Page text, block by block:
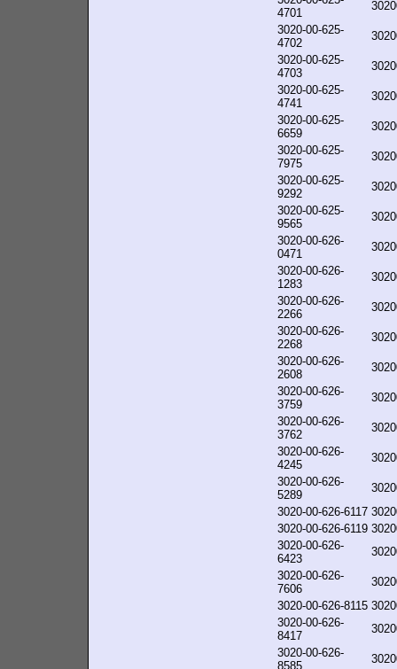
4701
3020-00-625-
4702
3020-00-625-
4703
3020-00-625-
4741
3020-00-625-
6659
3020-00-625-
7975
3020-00-625-
9292
3020-00-625-
9565
3020-00-626-
0471
3020-00-626-
1283
3020-00-626-
2266
3020-00-626-
2268
3020-00-626-
2608
3020-00-626-
3759
3020-00-626-
3762
3020-00-626-
4245
3020-00-626-
5289
3020-00-626-6117
3020-00-626-6119
3020-00-626-
6423
3020-00-626-
7606
3020-00-626-8115
3020-00-626-
8417
3020-00-626-
8585